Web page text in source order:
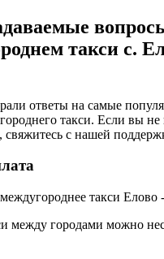
такси с.
ответы на самые
такси. Если вы
с нашей
междугороднее такси Елово
между городами можно